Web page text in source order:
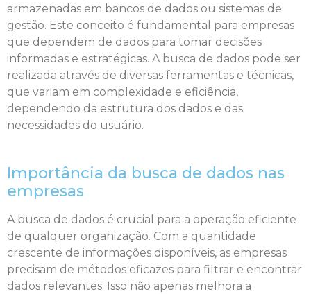
armazenadas em bancos de dados ou sistemas de
gestão. Este conceito é fundamental para empresas
que dependem de dados para tomar decisões
informadas e estratégicas. A busca de dados pode ser
realizada através de diversas ferramentas e técnicas,
que variam em complexidade e eficiência,
dependendo da estrutura dos dados e das
necessidades do usuário.
Importância da busca de dados nas
empresas
A busca de dados é crucial para a operação eficiente
de qualquer organização. Com a quantidade
crescente de informações disponíveis, as empresas
precisam de métodos eficazes para filtrar e encontrar
dados relevantes. Isso não apenas melhora a